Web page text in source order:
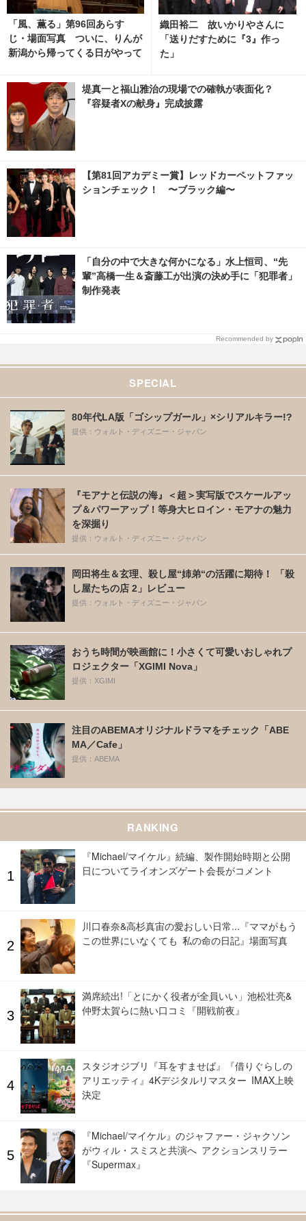
「風、薫る」第96回あらす
じ・場面写真 ついに、りんが
新潟から帰ってくる日がやって
真・画像 | cinemacafe.net
織田裕二 故いかりやさんに
「送りだすために『3』作っ
た」
堤真一と福山雅治の現場での確執が表面化？
『容疑者Xの献身』完成披露
【第81回アカデミー賞】レッドカーペットファッ
ションチェック！ 〜ブラック編〜
「自分の中で大きな何かになる」水上恒司、“先
輩”高橋一生＆斎藤工が出演の決め手に「犯罪者」
制作発表
Recommended by
SPECIAL
80年代LA版「ゴシップガール」×シリアルキラー!?
提供：ウォルト・ディズニー・ジャパン
『モアナと伝説の海』＜超＞実写版でスケールアッ
プ＆パワーアップ！等身大ヒロイン・モアナの魅力
を深掘り
提供：ウォルト・ディズニー・ジャパン
岡田将生＆玄理、殺し屋“姉弟“の活躍に期待！ 「殺
し屋たちの店 2」レビュー
提供：ウォルト・ディズニー・ジャパン
おうち時間が映画館に！小さくて可愛いおしゃれプ
ロジェクター「XGIMI Nova」
提供：XGIMI
注目のABEMAオリジナルドラマをチェック「ABE
MA／Cafe」
提供：ABEMA
RANKING
『Michael/マイケル』続編、製作開始時期と公開
日についてライオンズゲート会長がコメント
川口春奈&高杉真宙の愛おしい日常...『ママがもう
この世界にいなくても 私の命の日記』場面写真
満席続出!「とにかく役者が全員いい」池松壮亮&
仲野太賀らに熱い口コミ『開戦前夜』
スタジオジブリ『耳をすませば』『借りぐらしの
アリエッティ』4Kデジタルリマスター IMAX上映
決定
『Michael/マイケル』のジャファー・ジャクソン
がウィル・スミスと共演へ アクションスリラー
『Supermax』